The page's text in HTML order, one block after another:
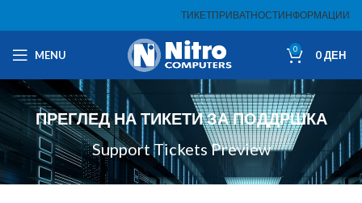
ТИКЕТПРИВАТНОСТИНФОРМАЦИИ
MENU 0 0ДЕН
ПРЕГЛЕД НА ТИКЕТИ ЗА ПОДДРШКА
Support Tickets Preview